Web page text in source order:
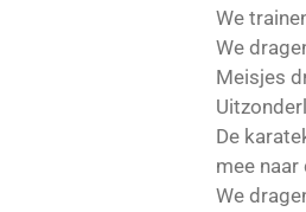
We
We
Meisjes
De
mee
We